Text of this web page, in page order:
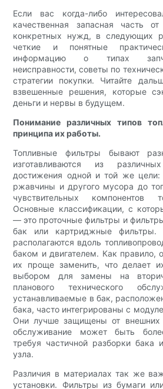
Если вас когда-либо
качественная запасная часть
конкретных нужд, в следующих
четкие и понятные
информацию о типах
неисправности, советы по
стратегии покупки. Читайте
взвешенные решения, которые
деньги и нервы в будущем.
Понимание различных типов
принципа их работы.
Топливные фильтры бывают
изготавливаются из
достижения одной и той же цели:
ржавчины и другого мусора до
чувствительных компонентов
Основные классификации, с
— это проточные фильтры и
бак или картриджные фильтры.
располагаются вдоль
баком и двигателем. Как правило,
их проще заменить, что делает
выбором для замены на
планового технического
устанавливаемые в бак,
бака, часто интегрированы с
Они лучше защищены от внешних
обслуживание может быть
требуя частичной разборки бака
узла.
Различия в материалах так же
установки. Фильтры из бумаги